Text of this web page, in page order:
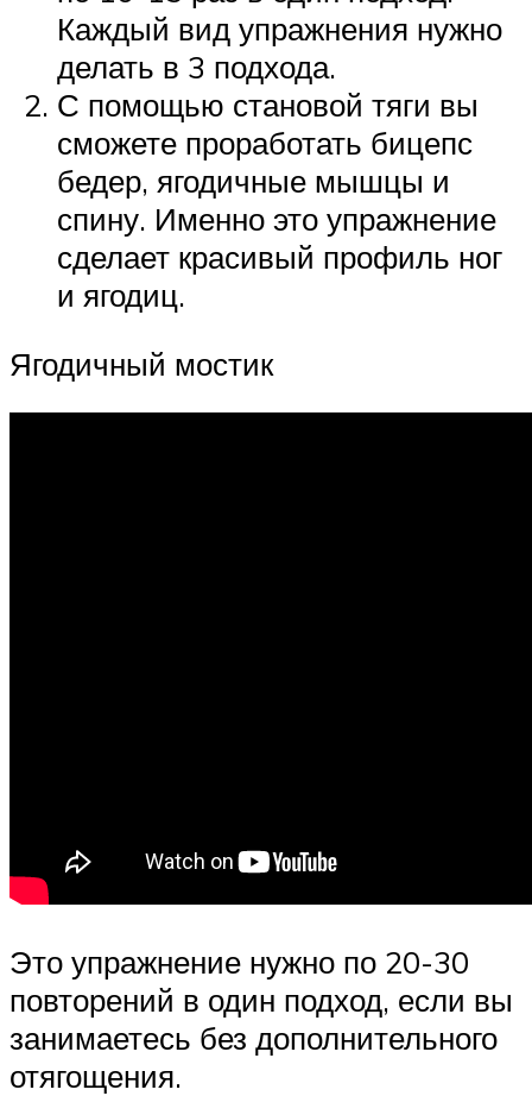
Каждый вид упражнения нужно
делать в 3 подхода.
С помощью становой тяги вы
сможете проработать бицепс
бедер, ягодичные мышцы и
спину. Именно это упражнение
сделает красивый профиль ног
и ягодиц.
Ягодичный мостик
Это упражнение нужно по 20-30
повторений в один подход, если вы
занимаетесь без дополнительного
отягощения.